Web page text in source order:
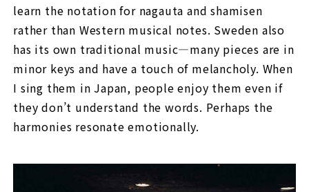
learn the notation for nagauta and shamisen
rather than Western musical notes. Sweden also
has its own traditional music—many pieces are in
minor keys and have a touch of melancholy. When
I sing them in Japan, people enjoy them even if
they don’t understand the words. Perhaps the
harmonies resonate emotionally.